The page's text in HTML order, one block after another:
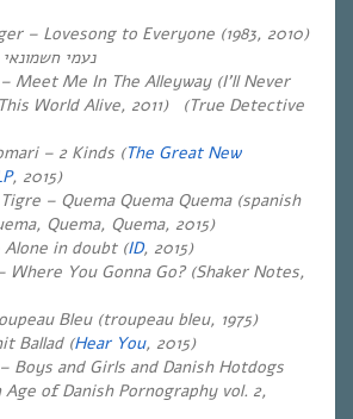
– Lovesong to Everyone (1983, 2010)
נעמי
Meet Me In The Alleyway (I’ll Never
World Alive, 2011) (True Detective
– 2 Kinds (The Great New
, 2015)
– Quema Quema Quema (spanish
Quema, Quema, 2015)
in doubt (ID, 2015)
Where You Gonna Go? (Shaker Notes,
Bleu (troupeau bleu, 1975)
Ballad (Hear You, 2015)
Boys and Girls and Danish Hotdogs
Age of Danish Pornography vol. 2,